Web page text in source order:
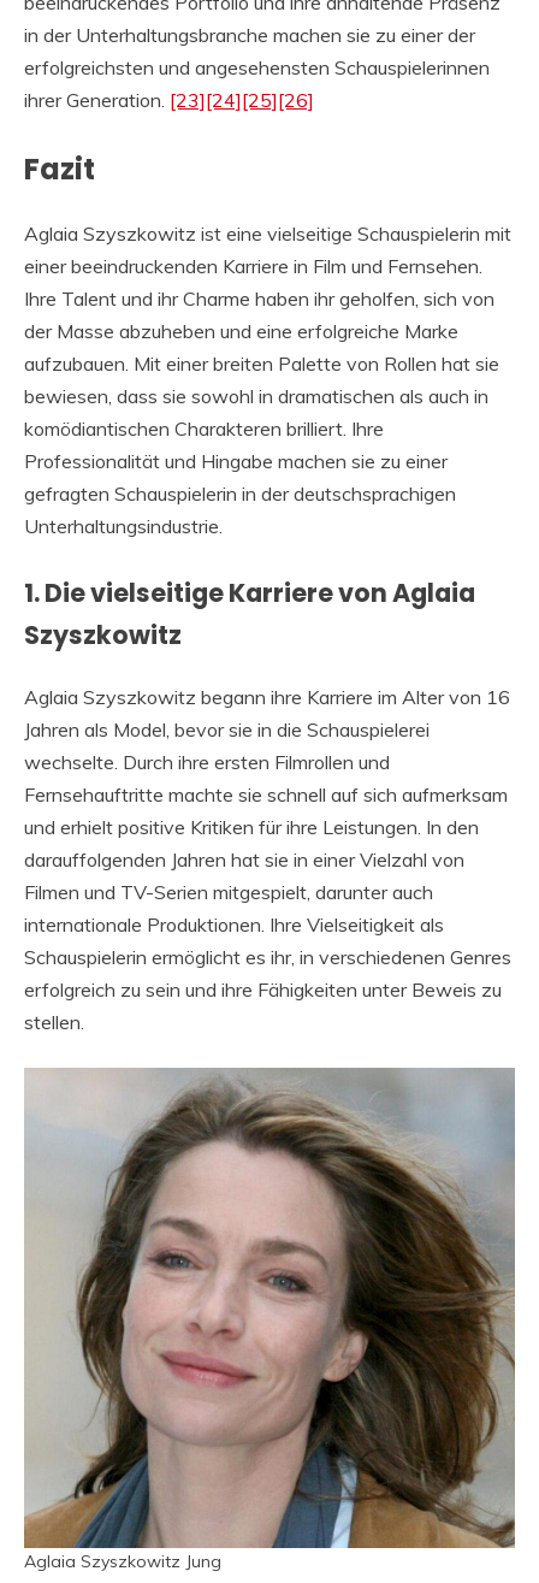
in der Unterhaltungsbranche machen sie zu einer der
erfolgreichsten und angesehensten Schauspielerinnen
ihrer Generation. [23][24][25][26]
Fazit
Aglaia Szyszkowitz ist eine vielseitige Schauspielerin mit
einer beeindruckenden Karriere in Film und Fernsehen.
Ihre Talent und ihr Charme haben ihr geholfen, sich von
der Masse abzuheben und eine erfolgreiche Marke
aufzubauen. Mit einer breiten Palette von Rollen hat sie
bewiesen, dass sie sowohl in dramatischen als auch in
komödiantischen Charakteren brilliert. Ihre
Professionalität und Hingabe machen sie zu einer
gefragten Schauspielerin in der deutschsprachigen
Unterhaltungsindustrie.
1. Die vielseitige Karriere von Aglaia
Szyszkowitz
Aglaia Szyszkowitz begann ihre Karriere im Alter von 16
Jahren als Model, bevor sie in die Schauspielerei
wechselte. Durch ihre ersten Filmrollen und
Fernsehauftritte machte sie schnell auf sich aufmerksam
und erhielt positive Kritiken für ihre Leistungen. In den
darauffolgenden Jahren hat sie in einer Vielzahl von
Filmen und TV-Serien mitgespielt, darunter auch
internationale Produktionen. Ihre Vielseitigkeit als
Schauspielerin ermöglicht es ihr, in verschiedenen Genres
erfolgreich zu sein und ihre Fähigkeiten unter Beweis zu
stellen.
Aglaia Szyszkowitz Jung